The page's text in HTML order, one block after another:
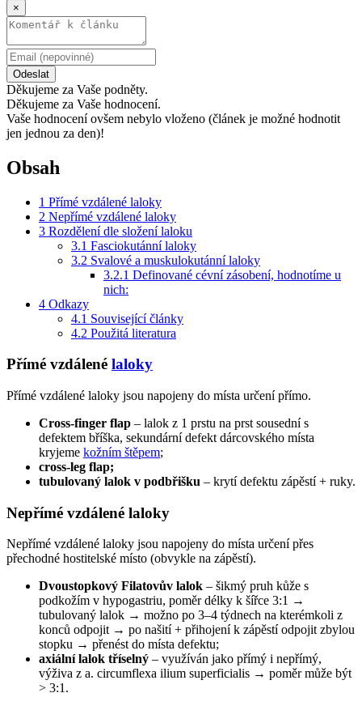
×
Odeslat
Děkujeme za Vaše podněty.
Děkujeme za Vaše hodnocení.
Vaše hodnocení ovšem nebylo vloženo (článek je možné hodnotit
jen jednou za den)!
Obsah
1 Přímé vzdálené laloky
2 Nepřímé vzdálené laloky
3 Rozdělení dle složení laloku
3.1 Fasciokutánní laloky
3.2 Svalové a muskulokutánní laloky
3.2.1 Definované cévní zásobení, hodnotíme u
nich:
4 Odkazy
4.1 Související články
4.2 Použitá literatura
Přímé vzdálené laloky
Přímé vzdálené laloky jsou napojeny do místa určení přímo.
Cross-finger flap – lalok z 1 prstu na prst sousední s
defektem bříška, sekundární defekt dárcovského místa
kryjeme kožním štěpem;
cross-leg flap;
tubulovaný lalok v podbřišku – krytí defektu zápěstí + ruky.
Nepřímé vzdálené laloky
Nepřímé vzdálené laloky jsou napojeny do místa určení přes
přechodné hostitelské místo (obvykle na zápěstí).
Dvoustopkový Filatovův lalok – šikmý pruh kůže s
podkožím v hypogastriu, poměr délky k šířce 3:1 →
tubulovaný lalok → možno po 3–4 týdnech na kterémkoli z
konců odpojit → po našití + přihojení k zápěstí odpojit zbylou
stopku → přenést do místa defektu;
axiální lalok tříselný – využíván jako přímý i nepřímý,
výživa z a. circumflexa ilium superficialis → poměr může být
> 3:1.